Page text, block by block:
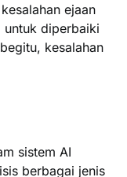
ejaan
untuk diperbaiki
kesalahan
sistem AI
berbagai jenis